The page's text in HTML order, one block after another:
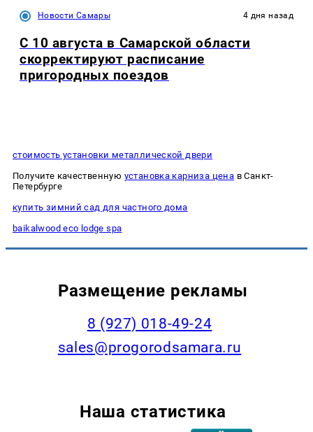
Новости Самары 4 дня назад
С 10 августа в Самарской области
скорректируют расписание
пригородных поездов
стоимость установки металлической двери
Получите качественную установка карниза цена в Санкт-
Петербурге
купить зимний сад для частного дома
baikalwood eco lodge spa
Размещение рекламы
8 (927) 018-49-24
sales@progorodsamara.ru
Наша статистика